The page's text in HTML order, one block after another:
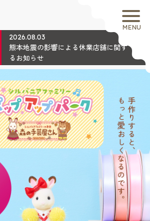
MENU
2026.08.03
熊本地震の影響による休業店舗に関す
るお知らせ